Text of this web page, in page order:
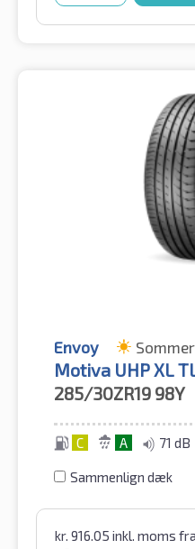
Envoy
Motiva UHP XL
285/30ZR19 98Y
C A 71 dB
Sammenlign dæk
kr. 916.05 inkl. moms